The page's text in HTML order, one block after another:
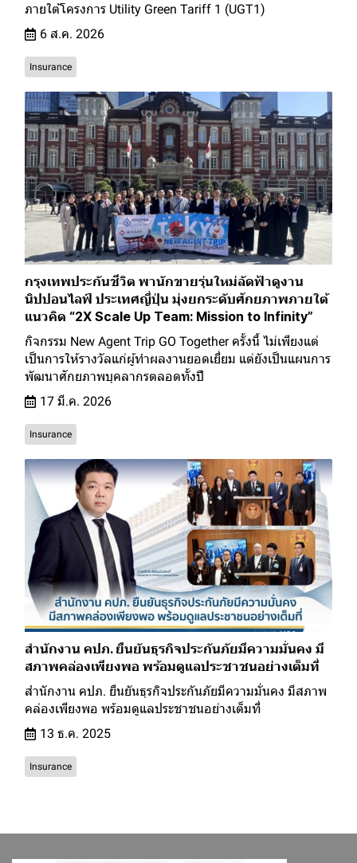
ภายใต้โครงการ Utility Green Tariff 1 (UGT1)
6 ส.ค. 2026
Insurance
กรุงเทพประกันชีวิต พานักขายรุ่นใหม่ลัดฟ้าดูงาน
นิปปอนไลฟ์ ประเทศญี่ปุ่น มุ่งยกระดับศักยภาพภายใต้
แนวคิด “2X Scale Up Team: Mission to Infinity”
กิจกรรม New Agent Trip GO Together ครั้งนี้ ไม่เพียงแต่
เป็นการให้รางวัลแก่ผู้ทำผลงานยอดเยี่ยม แต่ยังเป็นแผนการ
พัฒนาศักยภาพบุคลากรตลอดทั้งปี
17 มี.ค. 2026
Insurance
สำนักงาน คปภ. ยืนยันธุรกิจประกันภัยมีความมั่นคง มี
สภาพคล่องเพียงพอ พร้อมดูแลประชาชนอย่างเต็มที่
สำนักงาน คปภ. ยืนยันธุรกิจประกันภัยมีความมั่นคง มีสภาพ
คล่องเพียงพอ พร้อมดูแลประชาชนอย่างเต็มที่
13 ธ.ค. 2025
Insurance